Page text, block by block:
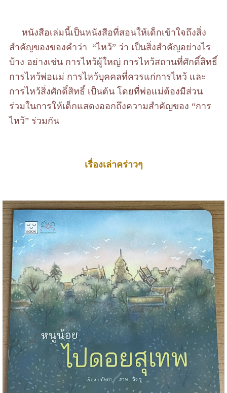
หนังสือเล่มนี้เป็นหนังสือที่สอนให้เด็กเข้าใจถึงสิ่ง
สำคัญของของคำว่า “ไหว้” ว่า เป็นสิ่งสำคัญอย่างไร
บ้าง อย่างเช่น การไหว้ผู้ใหญ่ การไหว้สถานที่ศักดิ์สิทธิ์
การไหว้พ่อแม่ การไหว้บุคคลที่ควรแก่การไหว้ และ
การไหว้สิ่งศักดิ์สิทธิ์ เป็นต้น โดยที่พ่อแม่ต้องมีส่วน
ร่วมในการให้เด็กแสดงออกถึงความสำคัญของ “การ
ไหว้” ร่วมกัน
เรื่องเล่าคร่าวๆ